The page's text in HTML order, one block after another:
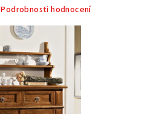
Podrobnosti hodnocení